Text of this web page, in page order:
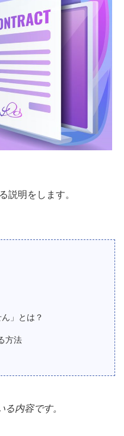
説明をします。
」とは？
方法
内容です。